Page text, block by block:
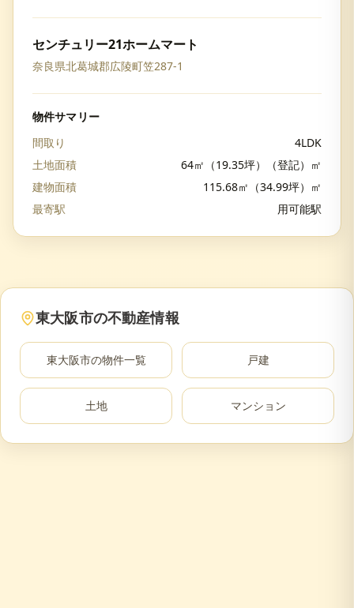
センチュリー21ホームマート
奈良県北葛城郡広陵町笠287-1
物件サマリー
間取り
4LDK
土地面積
64㎡（19.35坪）（登記）㎡
建物面積
115.68㎡（34.99坪）㎡
最寄駅
用可能駅
東大阪市の不動産情報
東大阪市の物件一覧 戸建
土地 マンション